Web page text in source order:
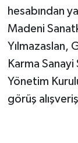
hesabından
Madeni
Yılmazaslan,
Karma
Yönetim
görüş